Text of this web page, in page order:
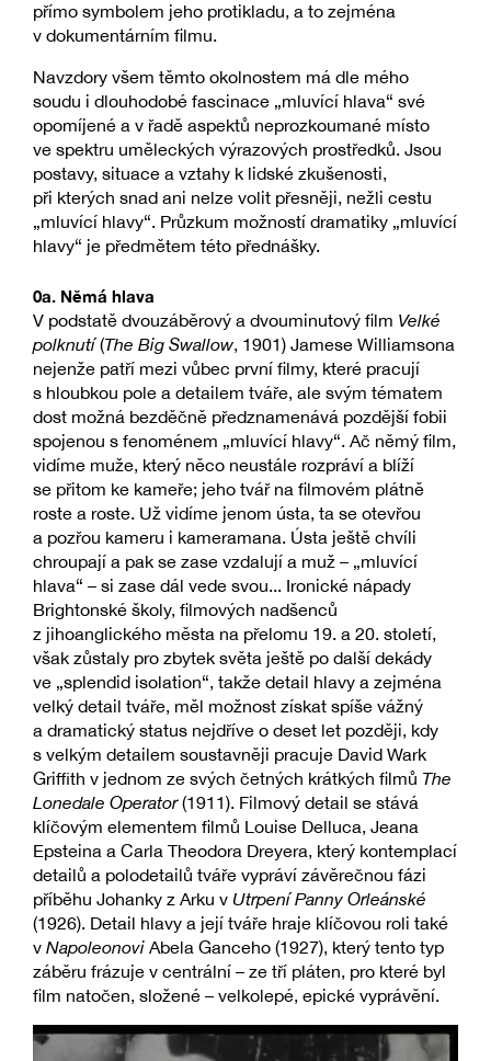
přímo symbolem jeho protikladu, a to zejména
v dokumentárním filmu.
Navzdory všem těmto okolnostem má dle mého
soudu i dlouhodobé fascinace „mluvící hlava“ své
opomíjené a v řadě aspektů neprozkoumané místo
ve spektru uměleckých výrazových prostředků. Jsou
postavy, situace a vztahy k lidské zkušenosti,
při kterých snad ani nelze volit přesněji, nežli cestu
„mluvící hlavy“. Průzkum možností dramatiky „mluvící
hlavy“ je předmětem této přednášky.
0a. Němá hlava
V podstatě dvouzáběrový a dvouminutový film Velké
polknutí(The Big Swallow , 1901) Jamese Williamsona
nejenže patří mezi vůbec první filmy, které pracují
s hloubkou pole a detailem tváře, ale svým tématem
dost možná bezděčně předznamenává pozdější fobii
spojenou s fenoménem „mluvící hlavy“. Ač němý film,
vidíme muže, který něco neustále rozpráví a blíží
se přitom ke kameře; jeho tvář na filmovém plátně
roste a roste. Už vidíme jenom ústa, ta se otevřou
a pozřou kameru i kameramana. Ústa ještě chvíli
chroupají a pak se zase vzdalují a muž – „mluvící
hlava“ – si zase dál vede svou... Ironické nápady
Brightonské školy, filmových nadšenců
z jihoanglického města na přelomu 19. a 20. století,
však zůstaly pro zbytek světa ještě po další dekády
ve „splendid isolation“, takže detail hlavy a zejména
velký detail tváře, měl možnost získat spíše vážný
a dramatický status nejdříve o deset let později, kdy
s velkým detailem soustavněji pracuje David Wark
Griffith v jednom ze svých četných krátkých filmů The
Lonedale Operator(1911). Filmový detail se stává
klíčovým elementem filmů Louise Delluca, Jeana
Epsteina a Carla Theodora Dreyera, který kontemplací
detailů a polodetailů tváře vypráví závěrečnou fázi
příběhu Johanky z Arku v Utrpení Panny Orleánské
(1926). Detail hlavy a její tváře hraje klíčovou roli také
v Napoleonovi Abela Ganceho (1927), který tento typ
záběru frázuje v centrální – ze tří pláten, pro které byl
film natočen, složené – velkolepé, epické vyprávění.